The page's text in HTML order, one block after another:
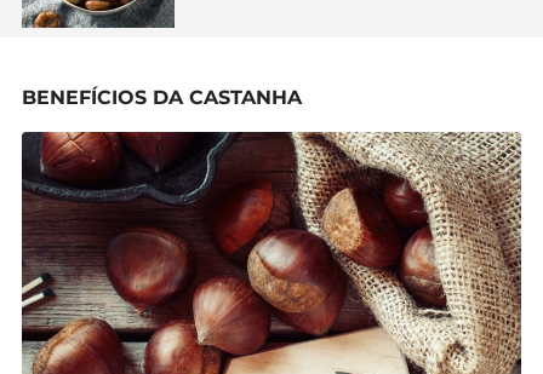
BENEFÍCIOS DA CASTANHA